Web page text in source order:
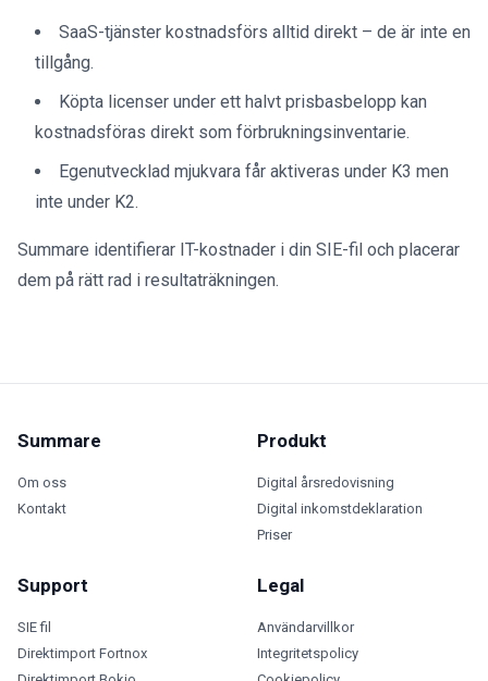
SaaS-tjänster kostnadsförs alltid direkt – de är inte en
tillgång.
Köpta licenser under ett halvt prisbasbelopp kan
kostnadsföras direkt som förbrukningsinventarie.
Egenutvecklad mjukvara får aktiveras under K3 men
inte under K2.
Summare identifierar IT-kostnader i din SIE-fil och placerar
dem på rätt rad i resultaträkningen.
Summare
Om oss
Kontakt
Produkt
Digital årsredovisning
Digital inkomstdeklaration
Priser
Support
SIE fil
Direktimport Fortnox
Legal
Användarvillkor
Integritetspolicy